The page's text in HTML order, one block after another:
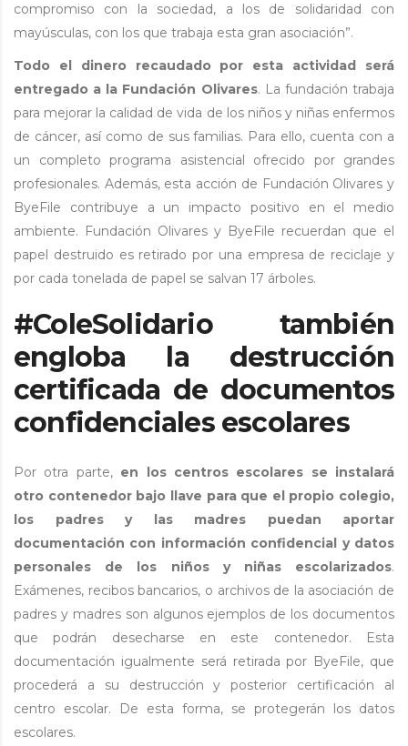
compromiso con la sociedad, a los de solidaridad con
mayúsculas, con los que trabaja esta gran asociación”.
Todo el dinero recaudado por esta actividad será
entregado a la Fundación Olivares. La fundación trabaja
para mejorar la calidad de vida de los niños y niñas enfermos
de cáncer, así como de sus familias. Para ello, cuenta con a
un completo programa asistencial ofrecido por grandes
profesionales. Además, esta acción de Fundación Olivares y
ByeFile contribuye a un impacto positivo en el medio
ambiente. Fundación Olivares y ByeFile recuerdan que el
papel destruido es retirado por una empresa de reciclaje y
por cada tonelada de papel se salvan 17 árboles.
#ColeSolidario también
engloba la destrucción
certificada de documentos
confidenciales escolares
Por otra parte, en los centros escolares se instalará
otro contenedor bajo llave para que el propio colegio,
los padres y las madres puedan aportar
documentación con información confidencial y datos
personales de los niños y niñas escolarizados.
Exámenes, recibos bancarios, o archivos de la asociación de
padres y madres son algunos ejemplos de los documentos
que podrán desecharse en este contenedor. Esta
documentación igualmente será retirada por ByeFile, que
procederá a su destrucción y posterior certificación al
centro escolar. De esta forma, se protegerán los datos
escolares.